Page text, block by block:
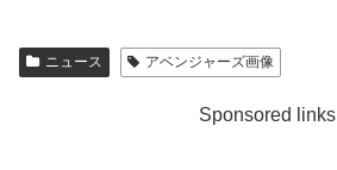
ニュース アベンジャーズ画像
Sponsored links